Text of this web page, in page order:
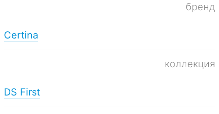
бренд
Certina
коллекция
DS First